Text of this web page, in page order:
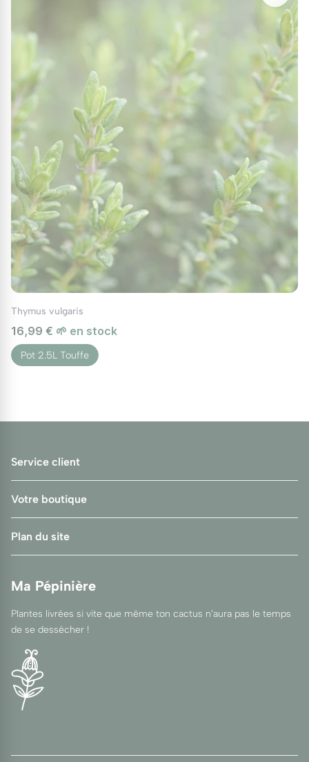
Thymus vulgaris
16,99 € 🌱 en stock
Pot 2.5L Touffe
Service client
Votre boutique
Plan du site
Ma Pépinière
Plantes livrées si vite que même ton cactus n’aura pas le temps
de se dessécher !